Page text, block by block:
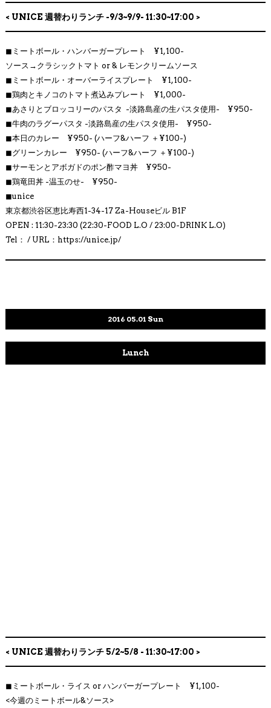
< UNICE 週替わりランチ -9/3~9/9- 11:30~17:00 >
◼︎ ミートボール・ハンバーガープレート ¥1,100-
ソース→クラシックトマト or & レモンクリームソース
◼︎ ミートボール・オーバーライスプレート ¥1,100-
◼︎鶏肉とキノコのトマト煮込みプレート ¥1,000-
◼︎あさりとブロッコリーのパスタ -淡路島産の生パスタ使用- ¥950-
◼︎牛肉のラグーパスタ -淡路島産の生パスタ使用- ¥950-
◼︎本日のカレー ¥950- (ハーフ&ハーフ ＋¥100-)
◼︎グリーンカレー ¥950- (ハーフ&ハーフ ＋¥100-)
◼︎サーモンとアボガドのポン酢マヨ丼 ¥950-
◼︎鶏竜田丼 -温玉のせ- ¥950-
◼︎unice
東京都渋谷区恵比寿西1-34-17 Za-Houseビル B1F
OPEN : 11:30-23:30 (22:30-FOOD L.O / 23:00-DRINK L.O)
Tel： / URL：https://unice.jp/
2016 05.01 Sun
Lunch
< UNICE 週替わりランチ 5/2~5/8 - 11:30~17:00 >
◼︎ミートボール・ライス or ハンバーガープレート ¥1,100-
<今週のミートボール&ソース>